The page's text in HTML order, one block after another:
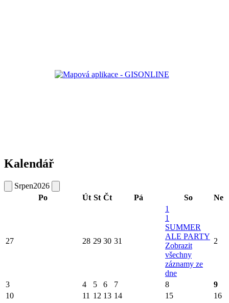
Kalendář
Srpen2026
Po
Út St Čt Pá So Ne
27 28 29 30 31
1
1
SUMMER
ALE PARTY
Zobrazit
všechny
záznamy ze
dne
2
3 4 5 6 7 8
9
10
11 12 13 14 15
16